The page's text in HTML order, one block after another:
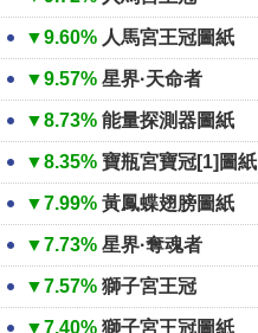
▼9.60% 人馬宮王冠圖紙
▼9.57% 星界·天命者
▼8.73% 能量探測器圖紙
▼8.35% 寶瓶宮寶冠[1]圖紙
▼7.99% 黃鳳蝶翅膀圖紙
▼7.73% 星界·奪魂者
▼7.57% 獅子宮王冠
▼7.40% 獅子宮王冠圖紙